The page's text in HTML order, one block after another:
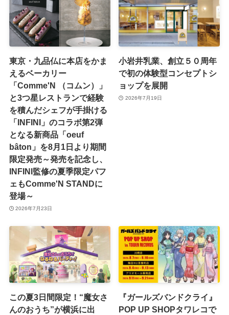
東京・九品仏に本店をかま
えるベーカリー
「Comme'N （コムン）」
と3つ星レストランで経験
を積んだシェフが手掛ける
「INFINI」のコラボ第2弾
となる新商品「oeuf
bâton」を8月1日より期間
限定発売～発売を記念し、
INFINI監修の夏季限定パフ
ェもComme'N STANDに
登場～
2026年7月23日
小岩井乳業、創立５０周年
で初の体験型コンセプトシ
ョップを展開
2026年7月19日
この夏3日間限定！“魔女さ
んのおうち”が横浜に出
『ガールズバンドクライ』
POP UP SHOPタワレコで